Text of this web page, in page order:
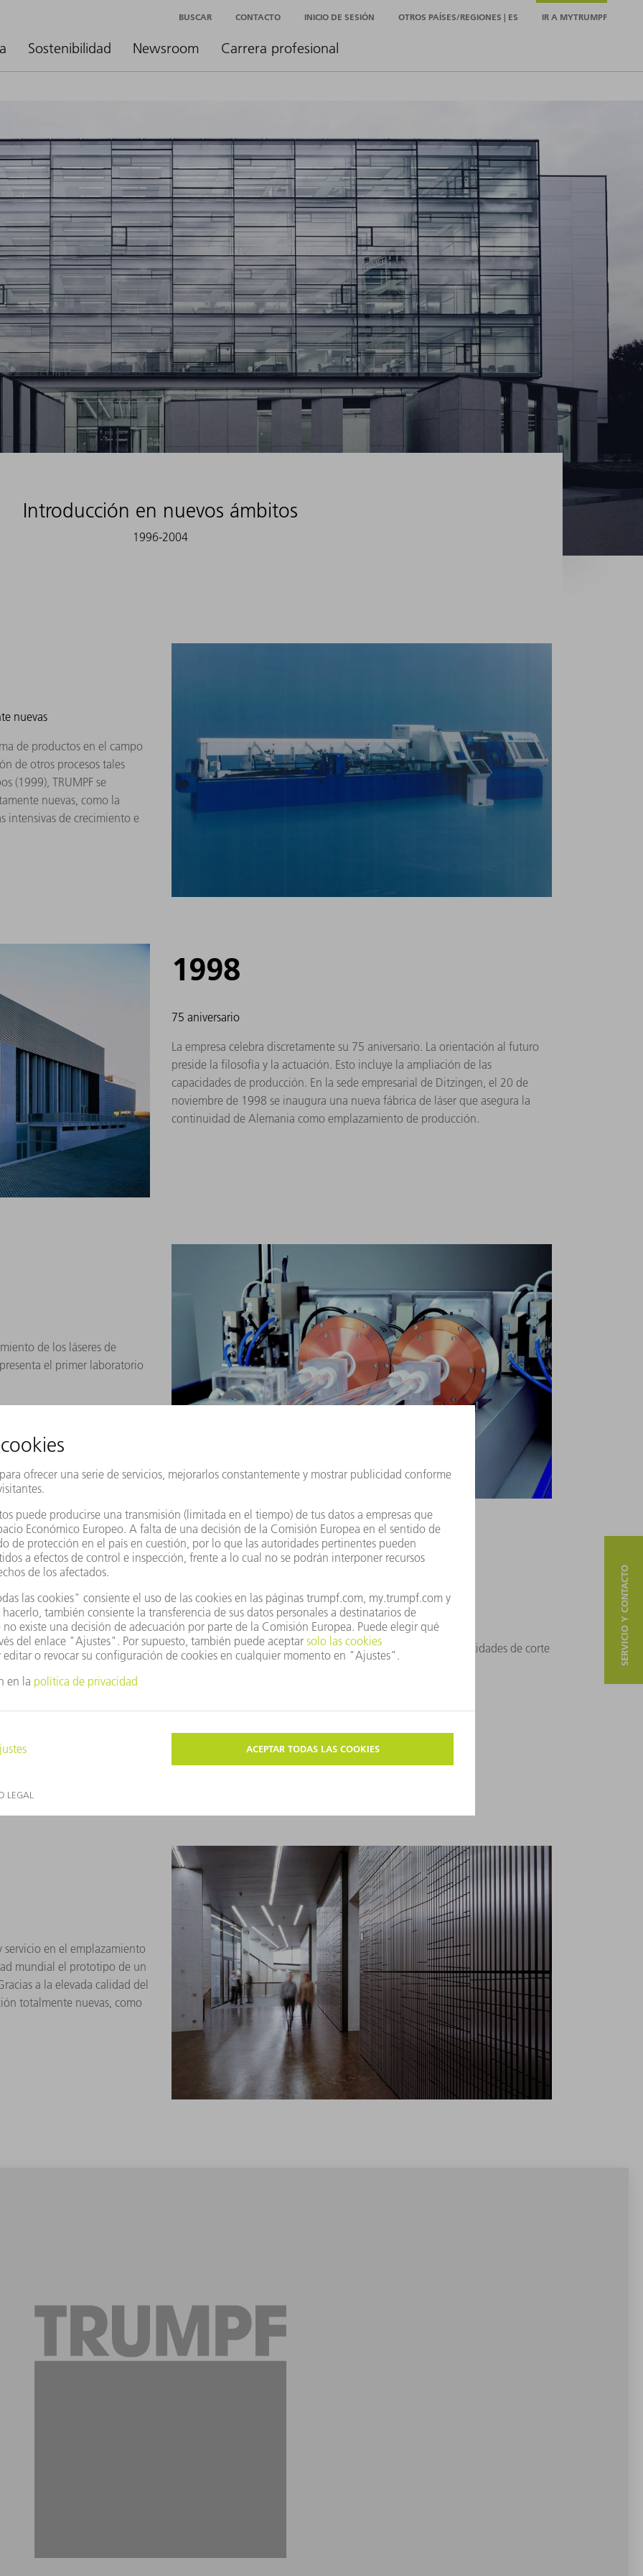
Sostenibilidad Newsroom Carrera profesional
BUSCAR CONTACTO INICIO DE SESIÓN OTROS PAÍSES/REGIONES | ES IR A MYTRUMPF
Introducción en nuevos ámbitos
1996-2004
nuevas
de productos en el campo
de otros procesos tales
(1999), TRUMPF se
nuevas, como la
intensivas de crecimiento e
1998
75 aniversario
La empresa celebra discretamente su 75 aniversario. La orientación al futuro
preside la filosofía y la actuación. Esto incluye la ampliación de las
capacidades de producción. En la sede empresarial de Ditzingen, el 20 de
noviembre de 1998 se inaugura una nueva fábrica de láser que asegura la
continuidad de Alemania como emplazamiento de producción.
de los láseres de
el primer laboratorio
de 1000 millones de
2001
TRUMPF logra nuevas velocidades de corte
La máquina de corte por láser TRUMATIC L 3050 alcanza velocidades de corte
máximas, incluso en chapas gruesas.
en el emplazamiento
mundial el prototipo de un
a la elevada calidad del
totalmente nuevas, como
SERVICIO Y CONTACTO